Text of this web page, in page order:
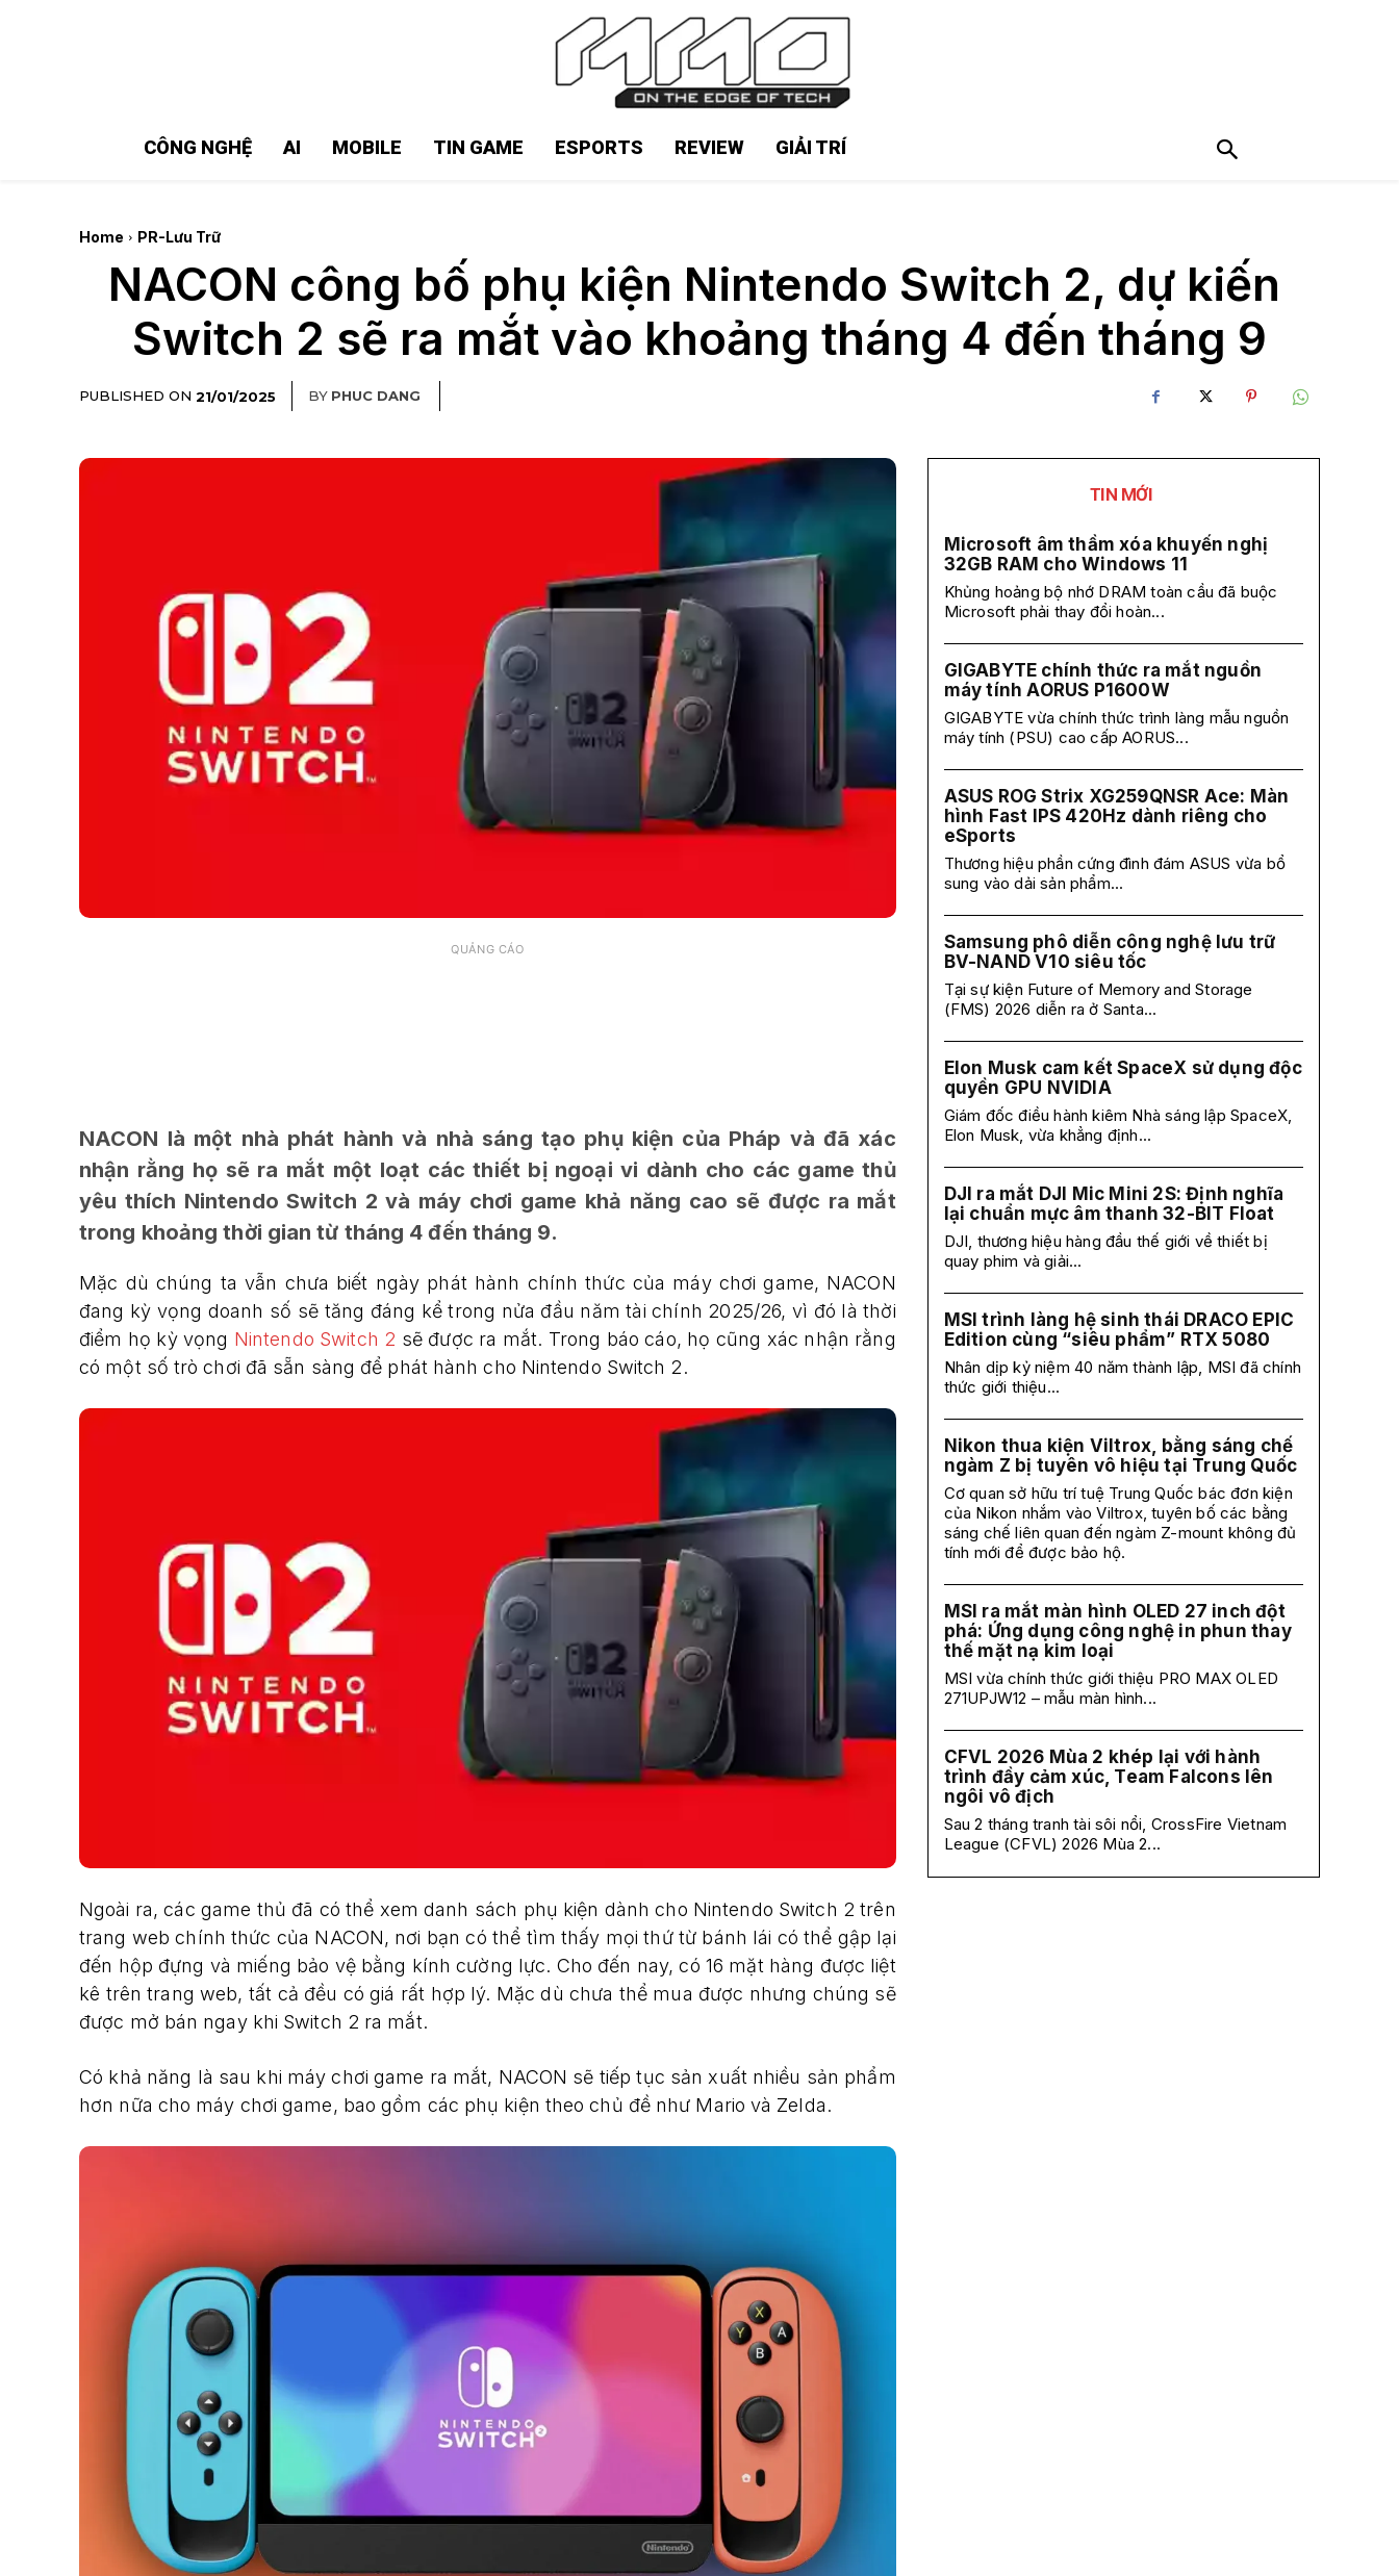
CÔNG NGHỆ AI MOBILE TIN GAME ESPORTS REVIEW GIẢI TRÍ
Home PR-Lưu Trữ
NACON công bố phụ kiện Nintendo Switch 2, dự kiến ​​
Switch 2 sẽ ra mắt vào khoảng tháng 4 đến tháng 9
PUBLISHED ON 21/01/2025 BY PHUC DANG
QUẢNG CÁO
NACON là một nhà phát hành và nhà sáng tạo phụ kiện của Pháp và đã xác
nhận rằng họ sẽ ra mắt một loạt các thiết bị ngoại vi dành cho các game thủ
yêu thích Nintendo Switch 2 và máy chơi game khả năng cao sẽ được ra mắt
trong khoảng thời gian từ tháng 4 đến tháng 9.
Mặc dù chúng ta vẫn chưa biết ngày phát hành chính thức của máy chơi game, NACON
đang kỳ vọng doanh số sẽ tăng đáng kể trong nửa đầu năm tài chính 2025/26, vì đó là thời
điểm họ kỳ vọng Nintendo Switch 2 sẽ được ra mắt. Trong báo cáo, họ cũng xác nhận rằng
có một số trò chơi đã sẵn sàng để phát hành cho Nintendo Switch 2.
Ngoài ra, các game thủ đã có thể xem danh sách phụ kiện dành cho Nintendo Switch 2 trên
trang web chính thức của NACON, nơi bạn có thể tìm thấy mọi thứ từ bánh lái có thể gập lại
đến hộp đựng và miếng bảo vệ bằng kính cường lực. Cho đến nay, có 16 mặt hàng được liệt
kê trên trang web, tất cả đều có giá rất hợp lý. Mặc dù chưa thể mua được nhưng chúng sẽ
được mở bán ngay khi Switch 2 ra mắt.
Có khả năng là sau khi máy chơi game ra mắt, NACON sẽ tiếp tục sản xuất nhiều sản phẩm
hơn nữa cho máy chơi game, bao gồm các phụ kiện theo chủ đề như Mario và Zelda.
TIN MỚI
Microsoft âm thầm xóa khuyến nghị
32GB RAM cho Windows 11
Khủng hoảng bộ nhớ DRAM toàn cầu đã buộc
Microsoft phải thay đổi hoàn...
GIGABYTE chính thức ra mắt nguồn
máy tính AORUS P1600W
GIGABYTE vừa chính thức trình làng mẫu nguồn
máy tính (PSU) cao cấp AORUS...
ASUS ROG Strix XG259QNSR Ace: Màn
hình Fast IPS 420Hz dành riêng cho
eSports
Thương hiệu phần cứng đình đám ASUS vừa bổ
sung vào dải sản phẩm...
Samsung phô diễn công nghệ lưu trữ
BV-NAND V10 siêu tốc
Tại sự kiện Future of Memory and Storage
(FMS) 2026 diễn ra ở Santa...
Elon Musk cam kết SpaceX sử dụng độc
quyền GPU NVIDIA
Giám đốc điều hành kiêm Nhà sáng lập SpaceX,
Elon Musk, vừa khẳng định...
DJI ra mắt DJI Mic Mini 2S: Định nghĩa
lại chuẩn mực âm thanh 32-BIT Float
DJI, thương hiệu hàng đầu thế giới về thiết bị
quay phim và giải...
MSI trình làng hệ sinh thái DRACO EPIC
Edition cùng “siêu phẩm” RTX 5080
Nhân dịp kỷ niệm 40 năm thành lập, MSI đã chính
thức giới thiệu...
Nikon thua kiện Viltrox, bằng sáng chế
ngàm Z bị tuyên vô hiệu tại Trung Quốc
Cơ quan sở hữu trí tuệ Trung Quốc bác đơn kiện
của Nikon nhắm vào Viltrox, tuyên bố các bằng
sáng chế liên quan đến ngàm Z-mount không đủ
tính mới để được bảo hộ.
MSI ra mắt màn hình OLED 27 inch đột
phá: Ứng dụng công nghệ in phun thay
thế mặt nạ kim loại
MSI vừa chính thức giới thiệu PRO MAX OLED
271UPJW12 – mẫu màn hình...
CFVL 2026 Mùa 2 khép lại với hành
trình đầy cảm xúc, Team Falcons lên
ngôi vô địch
Sau 2 tháng tranh tài sôi nổi, CrossFire Vietnam
League (CFVL) 2026 Mùa 2...